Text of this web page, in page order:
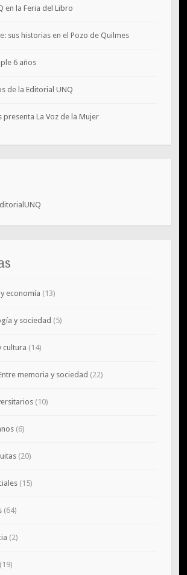
en la Feria del Libro
sus historias en el Pozo de Quilmes
6 años
de la Editorial UNQ
presenta La Voz de la Mujer
economía (13)
y sociedad (5)
cultura (14)
memoria y sociedad (22)
(10)
(6)
(20)
(15)
(64)
(2)